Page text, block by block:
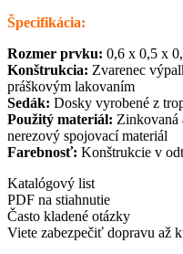
Špecifikácia:
Rozmer prvku: 0,6 x 0,5 x
Konštrukcia: Zvarenec
práškovým lakovaním
Sedák: Dosky vyrobené z
Použitý materiál: Zinkovaná
nerezový spojovací materiál
Farebnosť: Konštrukcie v
Katalógový list
PDF na stiahnutie
Často kladené otázky
Viete zabezpečiť dopravu až